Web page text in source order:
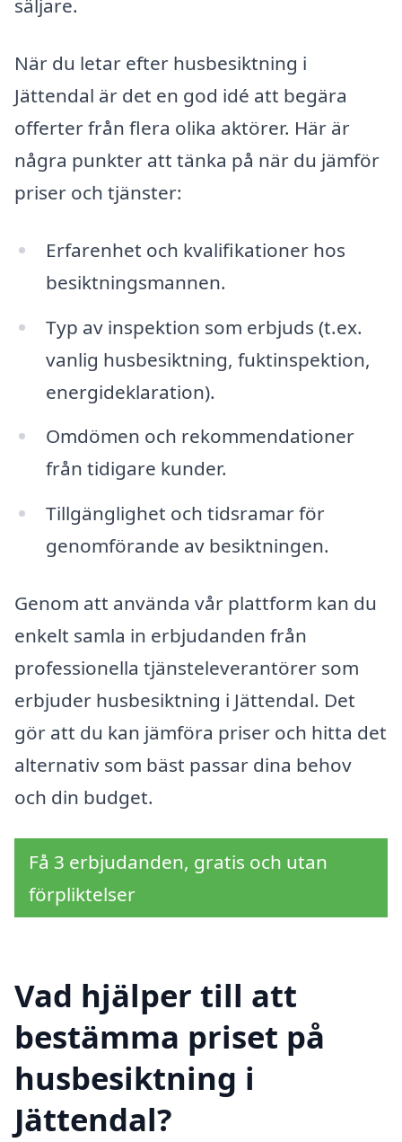
säljare.
När du letar efter husbesiktning i
Jättendal är det en god idé att begära
offerter från flera olika aktörer. Här är
några punkter att tänka på när du jämför
priser och tjänster:
Erfarenhet och kvalifikationer hos
besiktningsmannen.
Typ av inspektion som erbjuds (t.ex.
vanlig husbesiktning, fuktinspektion,
energideklaration).
Omdömen och rekommendationer
från tidigare kunder.
Tillgänglighet och tidsramar för
genomförande av besiktningen.
Genom att använda vår plattform kan du
enkelt samla in erbjudanden från
professionella tjänsteleverantörer som
erbjuder husbesiktning i Jättendal. Det
gör att du kan jämföra priser och hitta det
alternativ som bäst passar dina behov
och din budget.
Få 3 erbjudanden, gratis och utan
förpliktelser
Vad hjälper till att
bestämma priset på
husbesiktning i
Jättendal?